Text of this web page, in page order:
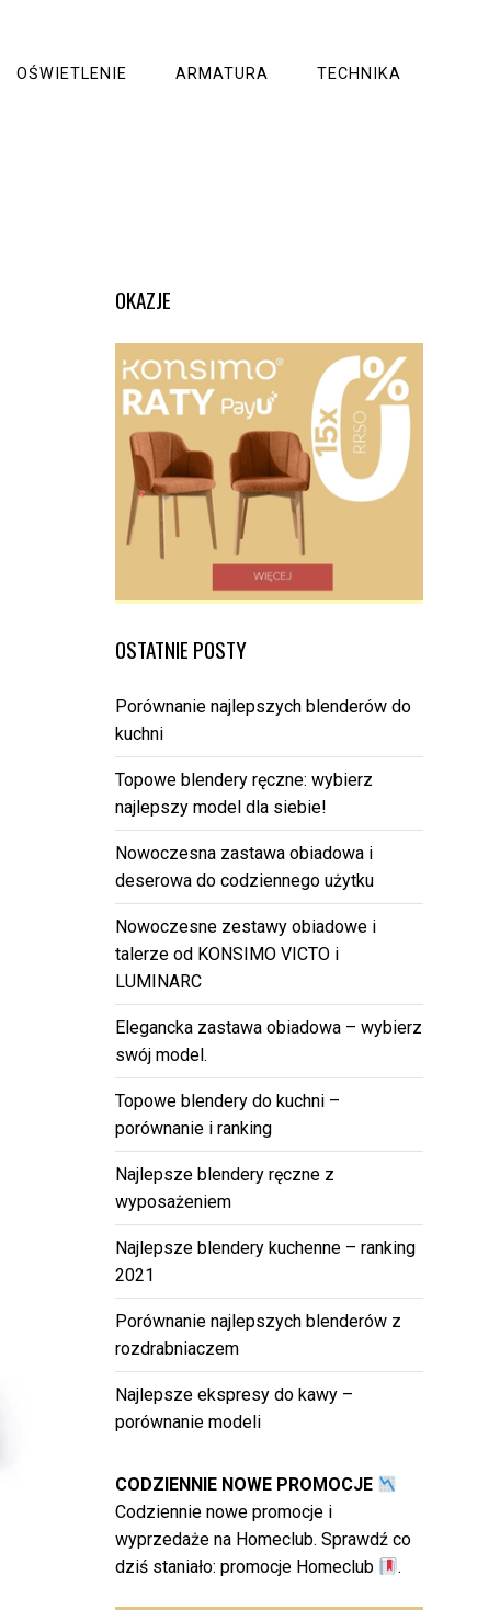
OŚWIETLENIE ARMATURA TECHNIKA
OKAZJE
OSTATNIE POSTY
Porównanie najlepszych blenderów do
kuchni
Topowe blendery ręczne: wybierz
najlepszy model dla siebie!
Nowoczesna zastawa obiadowa i
deserowa do codziennego użytku
Nowoczesne zestawy obiadowe i
talerze od KONSIMO VICTO i
LUMINARC
Elegancka zastawa obiadowa – wybierz
swój model.
Topowe blendery do kuchni –
porównanie i ranking
Najlepsze blendery ręczne z
wyposażeniem
Najlepsze blendery kuchenne – ranking
2021
Porównanie najlepszych blenderów z
rozdrabniaczem
Najlepsze ekspresy do kawy –
porównanie modeli
CODZIENNIE NOWE PROMOCJE
Codziennie nowe promocje i
wyprzedaże na Homeclub. Sprawdź co
dziś staniało: promocje Homeclub .